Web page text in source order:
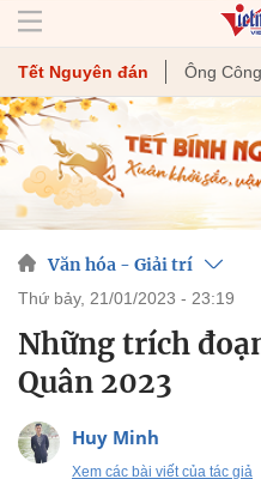
Tết Nguyên đán Ông
Văn hóa - Giải trí
thứ bảy, 21/01/2023 - 23:19
Những trích
Quân 2023
Huy Minh
Xem các bài viết của tác giả